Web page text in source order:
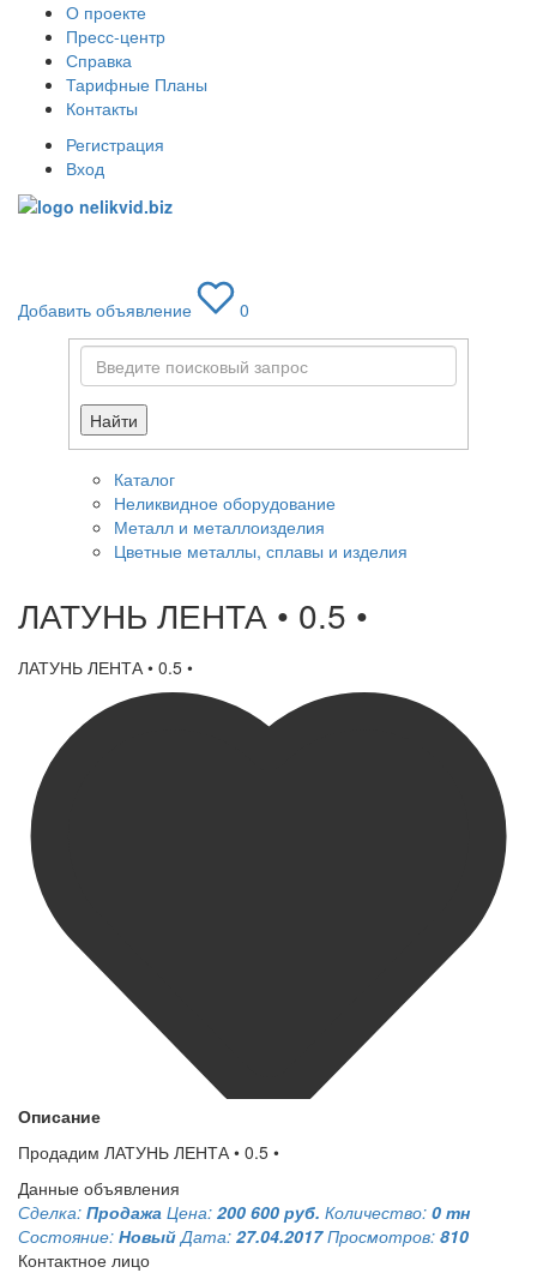
О проекте
Пресс-центр
Справка
Тарифные Планы
Контакты
Регистрация
Вход
Добавить объявление
0
Найти
Каталог
Неликвидное оборудование
Металл и металлоизделия
Цветные металлы, сплавы и изделия
ЛАТУНЬ ЛЕНТА • 0.5 •
ЛАТУНЬ ЛЕНТА • 0.5 •
Описание
Продадим ЛАТУНЬ ЛЕНТА • 0.5 •
Данные объявления
Сделка: Продажа Цена: 200 600 руб. Количество: 0 тн
Состояние: Новый Дата: 27.04.2017 Просмотров: 810
Контактное лицо